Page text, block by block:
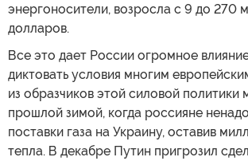
энергоносители, возросла с 9 до 270
долларов.
Все это дает России огромное
диктовать условия многим
из образчиков этой силовой политики
прошлой зимой, когда россияне
поставки газа на Украину, оставив
тепла. В декабре Путин пригрозил